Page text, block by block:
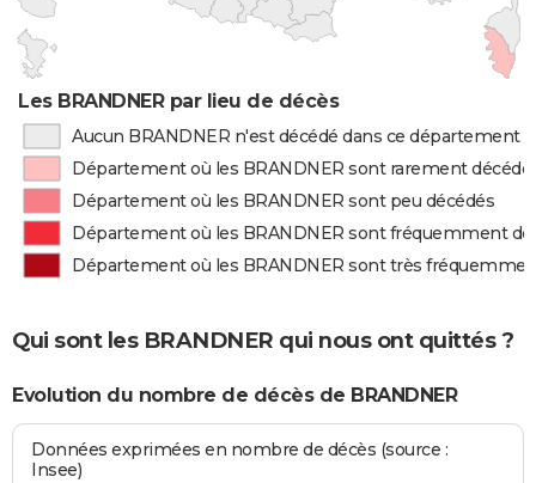
Les BRANDNER par lieu de décès
Aucun BRANDNER n'est décédé dans ce département
Département où les BRANDNER sont rarement
Département où les BRANDNER sont peu décédés
Département où les BRANDNER sont fréquemment
Département où les BRANDNER sont très
Qui sont les BRANDNER qui nous ont quittés ?
Evolution du nombre de décès de BRANDNER
Données exprimées en nombre de décès (source :
Insee)